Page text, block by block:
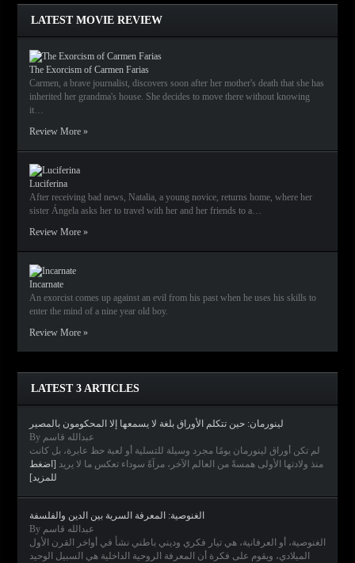
LATEST MOVIE REVIEW
The Exorcism of Carmen Farias
Carmen, a brave journalist, discovers soon after her mother's death that she has
inherited her grandma's house. She decides to move there without knowing
it…
Review More »
Luciferina
After receiving bad news, Natalia, a young novice, returns home, where her
sister Ángela asks her to travel with her and her friends to a…
Review More »
Incarnate
An exorcist comes up against an evil from his past when he uses his skills to
enter the mind of a nine year old boy.
Review More »
LATEST 3 ARTICLES
لينورمان: حين تتكلم الأوراق بلغة لا يسمعها إلا المحكومون بالمصير
By عبدالله قاسم
لم تكن أوراق لينورمان يومًا مجرد وسيلة للتسلية أو لعبة حظ عابرة، بل كانت
منذ ولادتها الأولى همسةً من العالم الآخر، مرآةً سوداء تعكس ما لا يريد [اضغط
للمزيد]
الغنوصية: المعرفة السرية بين الدين والفلسفة
By عبدالله قاسم
الغنوصية، أو العرفانية، هي تيار فكري وديني باطني نشأ في أواخر القرن الأول
الميلادي، ويقوم على فكرة أن المعرفة الروحية الداخلية هي السبيل الوحيد